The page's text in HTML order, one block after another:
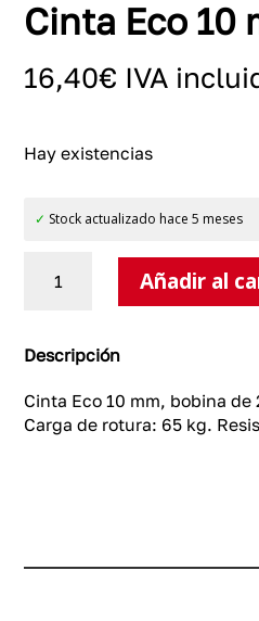
Cinta Eco 10
16,40€ IVA
Hay existencias
✓ Stock actualizado hace 5 meses
cantidad
Añadir al
Descripción
Cinta Eco 10 mm, bobina
Carga de rotura: 65 kg.